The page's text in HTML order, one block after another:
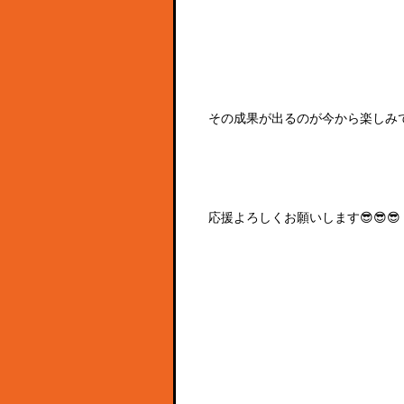
その成果が出るのが今から楽しみ
応援よろしくお願いします😎😎😎